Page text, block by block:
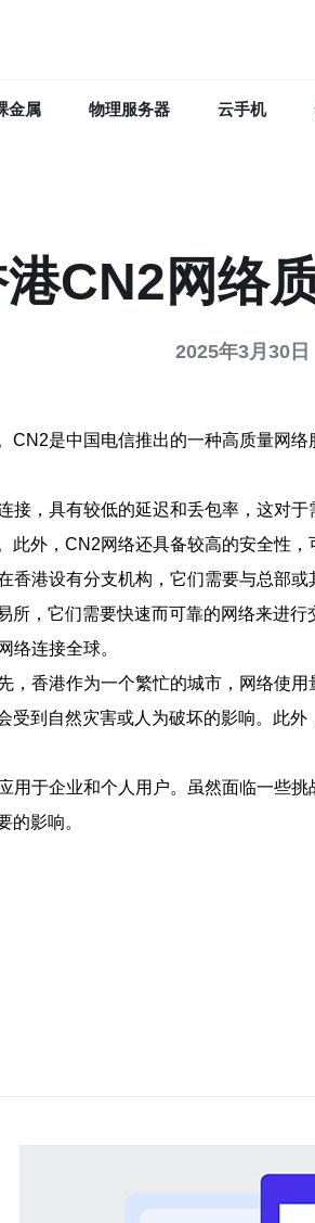
金属 物理服务器 云手机
CN2网络
2025年3月30日
是中国电信推出的一种高质量网
，具有较低的延迟和丢包率，这对
外，CN2网络还具备较高的安全性，
港设有分支机构，它们需要与总部
，它们需要快速而可靠的网络来进
络连接全球。
香港作为一个繁忙的城市，网络使
到自然灾害或人为破坏的影响。此
于企业和个人用户。虽然面临一些
的影响。